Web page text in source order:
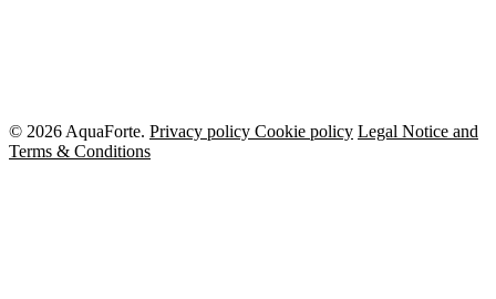
© 2026 AquaForte. Privacy policy Cookie policy Legal Notice and
Terms & Conditions